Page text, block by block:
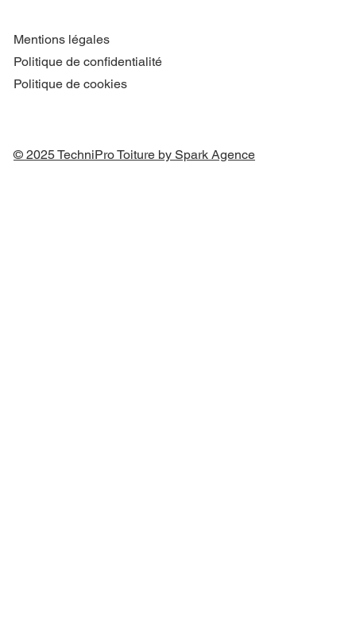
Mentions légales
Politique de confidentialité
Politique de cookies
© 2025 TechniPro Toiture by Spark Agence